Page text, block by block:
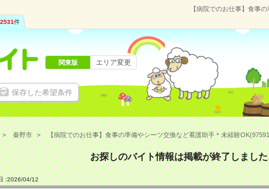
【病院でのお仕事】食事
件
保存した希望条件
関東版 エリア変更
秦野市 【病院でのお仕事】食事の準備やシーツ交換など看護助手＊未経験
お探しのバイト情報は掲載が終了しまし
:2026/04/12